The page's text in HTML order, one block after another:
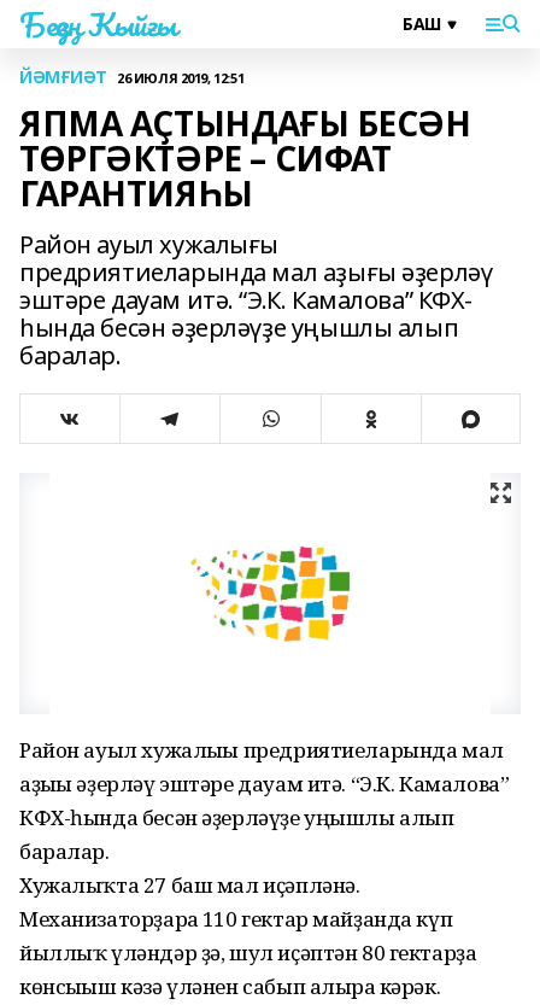
Беҙҙең Ҡыйғы
ЙӘМҒИӘТ 26 ИЮЛЯ 2019, 12:51
ЯПМА АҪТЫНДАҒЫ БЕСӘН
ТӨРГӘКТӘРЕ – СИФАТ
ГАРАНТИЯҺЫ
Район ауыл хужалығы
предриятиеларында мал аҙығы әҙерләү
эштәре дауам итә. “Э.К. Камалова” КФХ-
һында бесән әҙерләүҙе уңышлы алып
баралар.
Район ауыл хужалығы предриятиеларында мал
аҙығы әҙерләү эштәре дауам итә. “Э.К. Камалова”
КФХ-һында бесән әҙерләүҙе уңышлы алып
баралар.
Хужалыҡта 27 баш мал иҫәпләнә.
Механизаторҙарға 110 гектар майҙанда күп
йыллыҡ үләндәр ҙә, шул иҫәптән 80 гектарҙа
көнсығыш кәзә үләнен сабып алырға кәрәк.